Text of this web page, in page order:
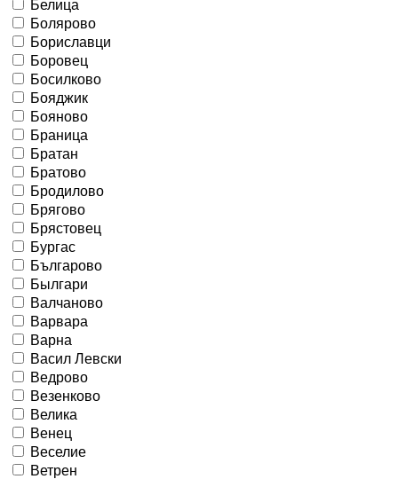
Белица
Болярово
Бориславци
Боровец
Босилково
Бояджик
Бояново
Браница
Братан
Братово
Бродилово
Брягово
Брястовец
Бургас
Българово
Былгари
Валчаново
Варвара
Варна
Васил Левски
Ведрово
Везенково
Велика
Венец
Веселие
Ветрен